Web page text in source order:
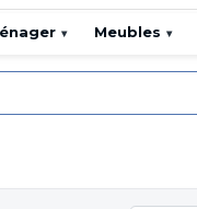
▾ Meubles ▾